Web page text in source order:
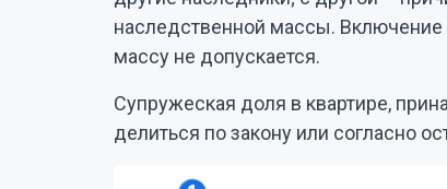
наследственной массы.
массу не допускается.
Супружеская доля в квартире,
делиться по закону или согласно